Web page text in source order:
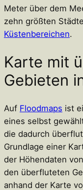
Meter über dem
zehn größten
Küstenbereichen.
Karte mit
Gebieten
Auf Floodmaps ist
eines selbst
die dadurch
Grundlage einer
der Höhendaten
den überfluteten
anhand der Karte